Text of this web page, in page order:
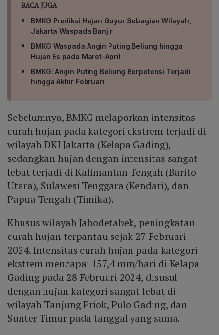
BACA JUGA
BMKG Prediksi Hujan Guyur Sebagian Wilayah,
Jakarta Waspada Banjir
BMKG Waspada Angin Puting Beliung hingga
Hujan Es pada Maret-April
BMKG: Angin Puting Beliung Berpotensi Terjadi
hingga Akhir Februari
Sebelumnya, BMKG melaporkan intensitas
curah hujan pada kategori ekstrem terjadi di
wilayah DKI Jakarta (Kelapa Gading),
sedangkan hujan dengan intensitas sangat
lebat terjadi di Kalimantan Tengah (Barito
Utara), Sulawesi Tenggara (Kendari), dan
Papua Tengah (Timika).
Khusus wilayah Jabodetabek, peningkatan
curah hujan terpantau sejak 27 Februari
2024. Intensitas curah hujan pada kategori
ekstrem mencapai 157,4 mm/hari di Kelapa
Gading pada 28 Februari 2024, disusul
dengan hujan kategori sangat lebat di
wilayah Tanjung Priok, Pulo Gading, dan
Sunter Timur pada tanggal yang sama.